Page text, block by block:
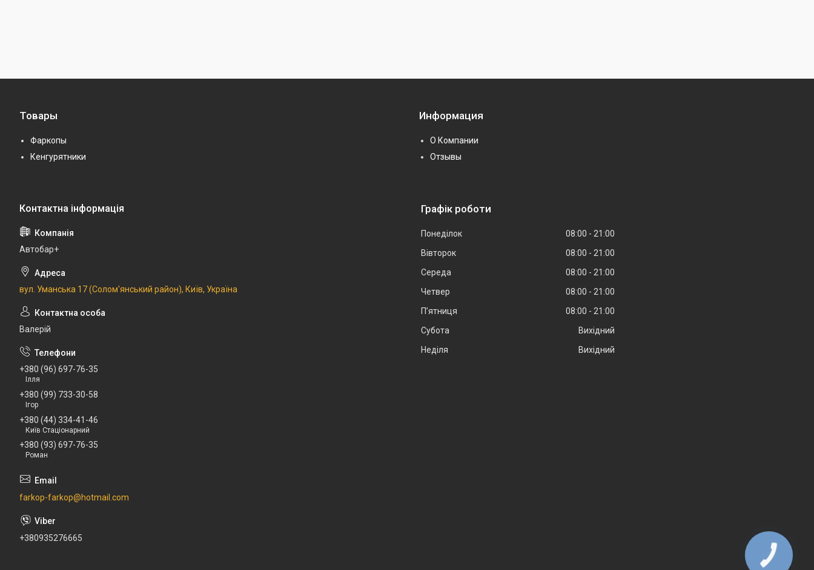
Товары
Фаркопы
Кенгурятники
Информация
О Компании
Отзывы
Автобар+
вул. Уманська 17 (Солом'янський район), Київ, Україна
Валерій
+380 (96) 697-76-35
Ілля
+380 (99) 733-30-58
Ігор
+380 (44) 334-41-46
Київ Стаціонарний
+380 (93) 697-76-35
Роман
farkop-farkop@hotmail.com
+380935276665
Графік роботи
Понеділок 08:00
21:00
Вівторок
08:00
21:00
Середа
08:00
21:00
Четвер
08:00
21:00
Пʼятниця
08:00
21:00
Субота
Вихідний
Неділя
Вихідний